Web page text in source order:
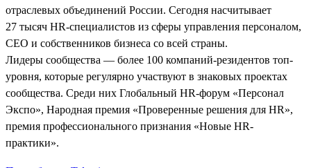
отраслевых объединений России. Сегодня насчитывает
27 тысяч HR-специалистов из сферы управления персоналом,
СЕО и собственников бизнеса со всей страны.
Лидеры сообщества — более 100 компаний-резидентов топ-
уровня, которые регулярно участвуют в знаковых проектах
сообщества. Среди них Глобальный HR-форум «Персонал
Экспо», Народная премия «Проверенные решения для HR»,
премия профессионального признания «Новые HR-
практики».